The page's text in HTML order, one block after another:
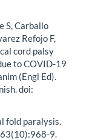
S, Carballo
Refojo F,
cord palsy
to COVID-19
(Engl Ed).
doi:
fold paralysis.
9.